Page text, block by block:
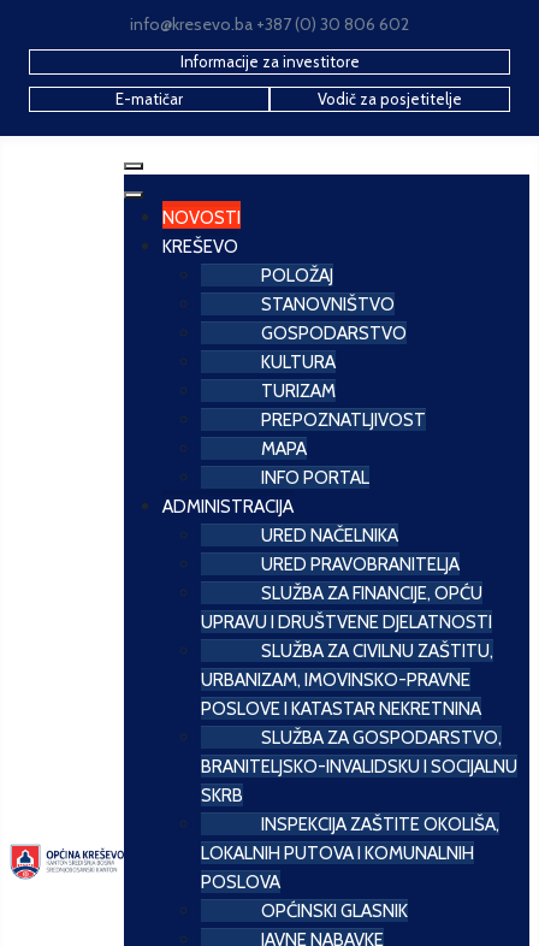
info@kresevo.ba +387 (0) 30 806 602
Informacije za investitore
E-matičar
Vodič za posjetitelje
NOVOSTI
KREŠEVO
POLOŽAJ
STANOVNIŠTVO
GOSPODARSTVO
KULTURA
TURIZAM
PREPOZNATLJIVOST
MAPA
INFO PORTAL
ADMINISTRACIJA
URED NAČELNIKA
URED PRAVOBRANITELJA
SLUŽBA ZA FINANCIJE, OPĆU
UPRAVU I DRUŠTVENE DJELATNOSTI
SLUŽBA ZA CIVILNU ZAŠTITU,
URBANIZAM, IMOVINSKO-PRAVNE
POSLOVE I KATASTAR NEKRETNINA
SLUŽBA ZA GOSPODARSTVO,
BRANITELJSKO-INVALIDSKU I SOCIJALNU
SKRB
INSPEKCIJA ZAŠTITE OKOLIŠA,
LOKALNIH PUTOVA I KOMUNALNIH
POSLOVA
OPĆINSKI GLASNIK
JAVNE NABAVKE